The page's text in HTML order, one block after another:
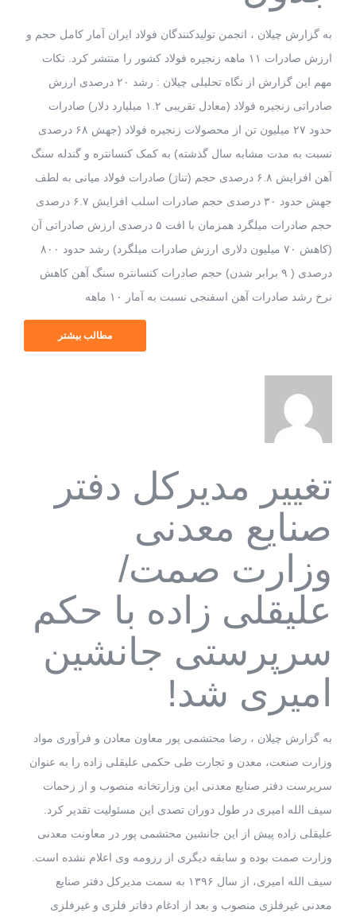
به گزارش چیلان ، انجمن تولیدکنندگان فولاد ایران آمار کامل حجم و
ارزش صادرات ۱۱ ماهه زنجیره فولاد کشور را منتشر کرد. نکات
مهم این گزارش از نگاه تحلیلی چیلان : رشد ۲۰ درصدی ارزش
صادراتی زنجیره فولاد (معادل تقریبی ۱.۲ میلیارد دلار) صادرات
حدود ۲۷ میلیون تن از محصولات زنجیره فولاد (جهش ۶۸ درصدی
نسبت به مدت مشابه سال گذشته) به کمک کنسانتره و گندله سنگ
آهن افزایش ۶.۸ درصدی حجم (تناژ) صادرات فولاد میانی به لطف
جهش حدود ۳۰ درصدی حجم صادرات اسلب افزایش ۶.۷ درصدی
حجم صادرات میلگرد همزمان با افت ۵ درصدی ارزش صادراتی آن
(کاهش ۷۰ میلیون دلاری ارزش صادرات میلگرد) رشد حدود ۸۰۰
درصدی ( ۹ برابر شدن) حجم صادرات کنسانتره سنگ آهن کاهش
نرخ رشد صادرات آهن اسفنجی نسبت به آمار ۱۰ ماهه
مطالب بیشتر
تغییر مدیرکل دفتر
صنایع معدنی
وزارت صمت/
علیقلی زاده با حکم
سرپرستی جانشین
امیری شد!
به گزارش چیلان ، رضا محتشمی پور معاون معادن و فرآوری مواد
وزارت صنعت، معدن و تجارت طی حکمی علیقلی زاده را به عنوان
سرپرست دفتر صنایع معدنی این وزارتخانه منصوب و از زحمات
سیف الله امیری در طول دوران تصدی این مسئولیت تقدیر کرد.
علیقلی زاده پیش از این جانشین محتشمی پور در معاونت معدنی
وزارت صمت بوده و سابقه دیگری از رزومه وی اعلام نشده است.
سیف الله امیری، از سال ۱۳۹۶ به سمت مدیرکل دفتر صنایع
معدنی غیرفلزی منصوب و بعد از ادغام دفاتر فلزی و غیرفلزی